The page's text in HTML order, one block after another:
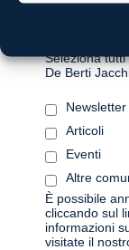
Permessi di
Seleziona
De Berti
Articoli
Eventi
Altre
È possibile
cliccando sul
informazioni
visitate il